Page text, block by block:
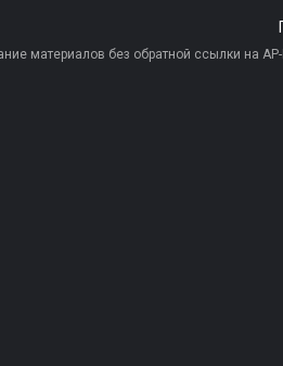
материалов без обратной ссылки на